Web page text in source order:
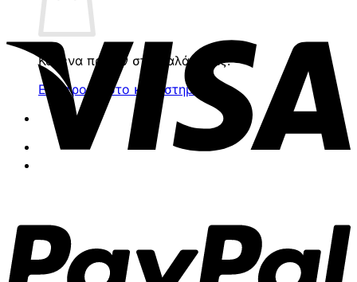
Κανένα προϊόν στο καλάθι σας.
Επιστροφή στο κατάστημα